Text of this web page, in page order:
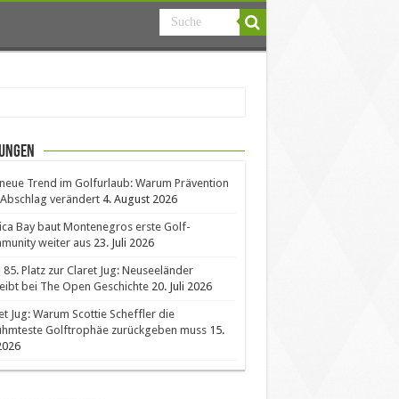
Trend im Golfurlaub: Warum Prävention
verändert 4. August 2026
Bay baut Montenegros erste Golf-
weiter aus 23. Juli 2026
85. Platz zur Claret Jug: Neuseeländer
bei The Open Geschichte 20. Juli 2026
Jug: Warum Scottie Scheffler die
Golftrophäe zurückgeben muss 15.